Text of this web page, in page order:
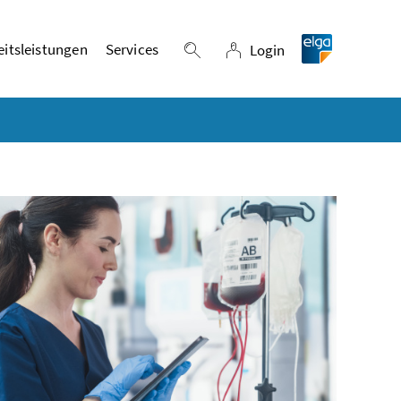
Services Suche einblenden
Login
Login